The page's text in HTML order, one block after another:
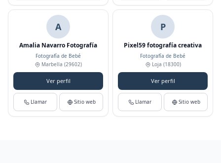
A
Amalia Navarro Fotografía
Fotografía de Bebé
Marbella (29602)
Ver perfil
Llamar Sitio web
P
Pixel59 fotografía creativa
Fotografía de Bebé
Loja (18300)
Ver perfil
Llamar Sitio web